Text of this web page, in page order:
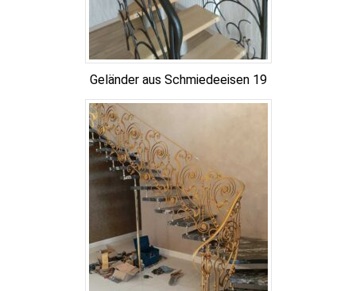
Geländer aus Schmiedeeisen 19